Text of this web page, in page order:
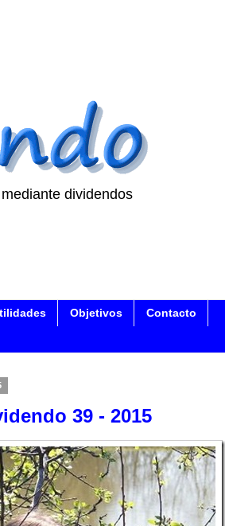
dividendos
Objetivos Contacto
39 - 2015